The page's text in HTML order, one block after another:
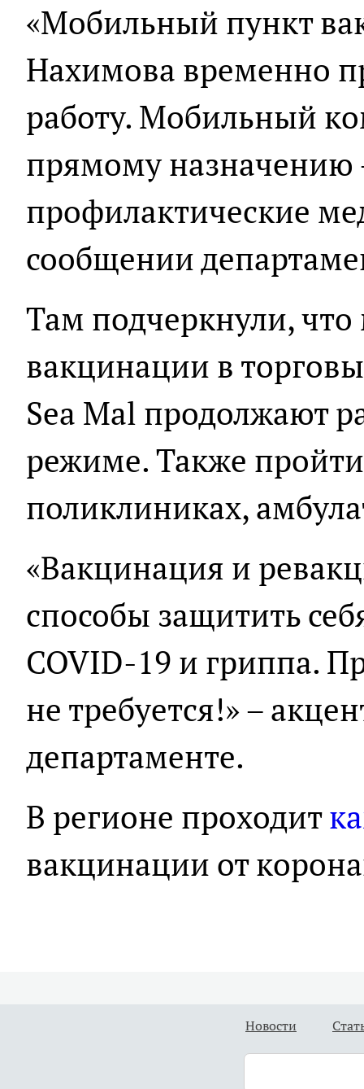
«Мобильный пункт
Нахимова временно
работу. Мобильный
прямому назначению
профилактические
сообщении
Там подчеркнули,
вакцинации в
Sea Mal продолжают
режиме. Также
поликлиниках,
«Вакцинация и
способы защитить
COVID-19 и гриппа.
не требуется!» –
департаменте.
В регионе проходит
вакцинации от
Новости